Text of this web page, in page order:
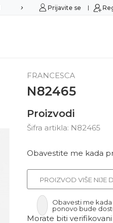
Prijavite se
FRANCESCA
N82465
Proizvodi
Šifra artikla: N82465
Obavestite me kada
PROIZVOD VIŠE NIJE
Obavesti me
ponovo bude
Morate biti